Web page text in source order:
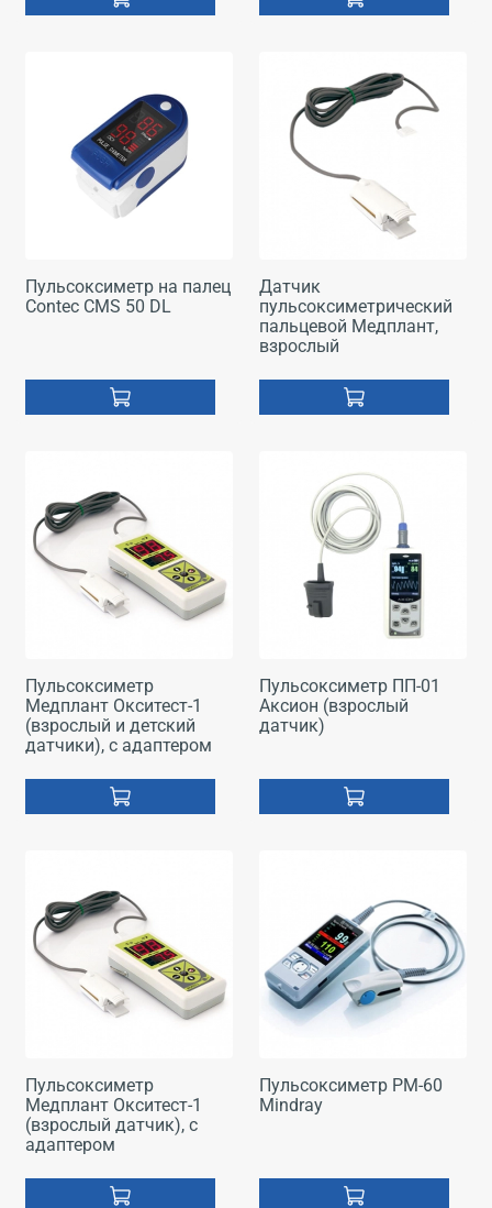
Пульсоксиметр на палец
Contec CMS 50 DL
Датчик
пульсоксиметрический
пальцевой Медплант,
взрослый
Пульсоксиметр
Медплант Окситест-1
(взрослый и детский
датчики), с адаптером
Пульсоксиметр ПП-01
Аксион (взрослый
датчик)
Пульсоксиметр
Медплант Окситест-1
(взрослый датчик), с
адаптером
Пульсоксиметр PM-60
Mindray